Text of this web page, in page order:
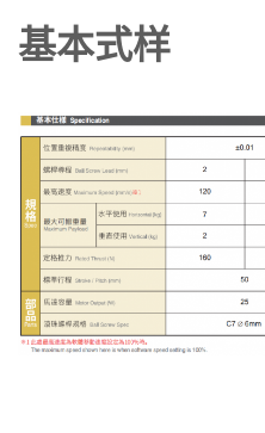
基本式样